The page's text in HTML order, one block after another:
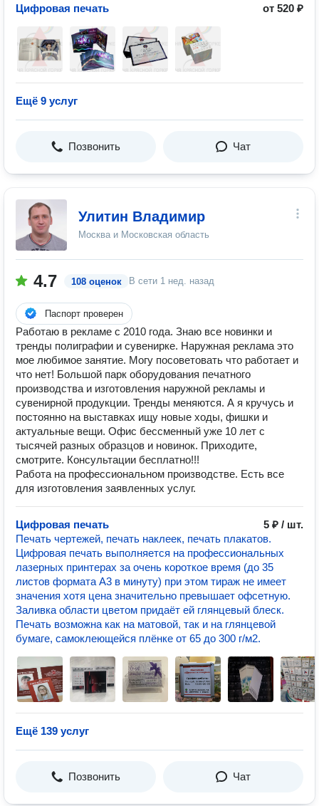
Цифровая печать от 520 ₽
Ещё 9 услуг
Позвонить Чат
Улитин Владимир
Москва и Московская область
4.7 108 оценок В сети 1 нед. назад
Паспорт проверен
Работаю в рекламе с 2010 года. Знаю все новинки и
тренды полиграфии и сувенирке. Наружная реклама это
мое любимое занятие. Могу посоветовать что работает и
что нет! Большой парк оборудования печатного
производства и изготовления наружной рекламы и
сувенирной продукции. Тренды меняются. А я кручусь и
постоянно на выставках ищу новые ходы, фишки и
актуальные вещи. Офис бессменный уже 10 лет с
тысячей разных образцов и новинок. Приходите,
смотрите. Консультации бесплатно!!!
Работа на профессиональном производстве. Есть все
для изготовления заявленных услуг.
Цифровая печать
5 ₽ / шт.
Печать чертежей, печать наклеек, печать плакатов.
Цифровая печать выполняется на профессиональных
лазерных принтерах за очень короткое время (до 35
листов формата А3 в минуту) при этом тираж не имеет
значения хотя цена значительно превышает офсетную.
Заливка области цветом придаёт ей глянцевый блеск.
Печать возможна как на матовой, так и на глянцевой
бумаге, самоклеющейся плёнке от 65 до 300 г/м2.
Ещё 139 услуг
Позвонить Чат